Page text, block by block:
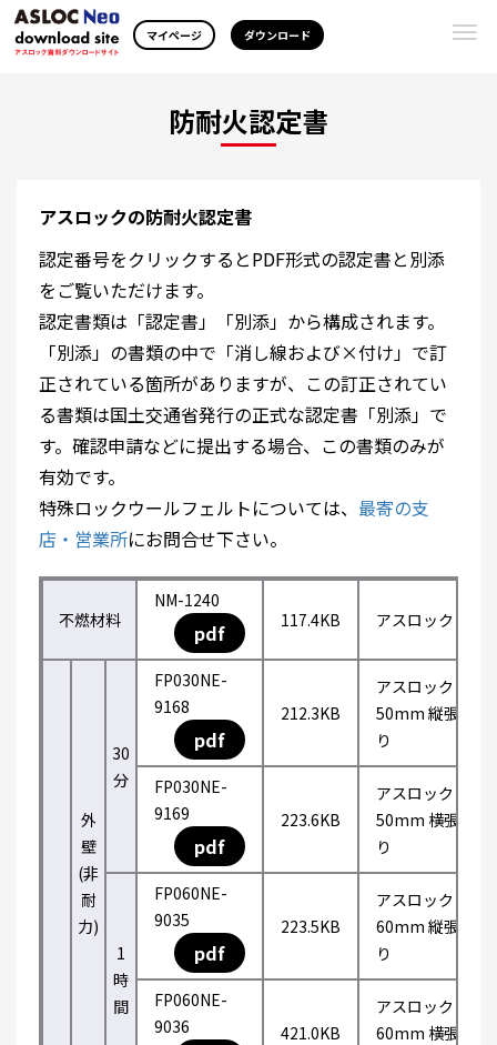
マイページ ダウンロード
防耐火認定書
アスロックの防耐火認定書
認定番号をクリックするとPDF形式の認定書と別添
をご覧いただけます。
認定書類は「認定書」「別添」から構成されます。
「別添」の書類の中で「消し線および×付け」で訂
正されている箇所がありますが、この訂正されてい
る書類は国土交通省発行の正式な認定書「別添」で
す。確認申請などに提出する場合、この書類のみが
有効です。
特殊ロックウールフェルトについては、 最寄の支
店・営業所にお問合せ下さい。
不燃材料
NM-1240
pdf 117.4KB アスロック
外
壁
(非
耐
力)
30
分
FP030NE-
9168
pdf
212.3KB
アスロック
50mm 縦張
り
FP030NE-
9169
pdf
223.6KB
アスロック
50mm 横張
り
1
時
間
FP060NE-
9035
pdf
223.5KB
アスロック
60mm 縦張
り
FP060NE-
9036
421.0KB
アスロック
60mm 横張